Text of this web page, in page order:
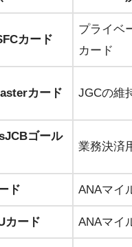
カード
プライベ
カード
カード JGCの維
ゴール
業務決済
ド ANAマイ
ード ANAマイ